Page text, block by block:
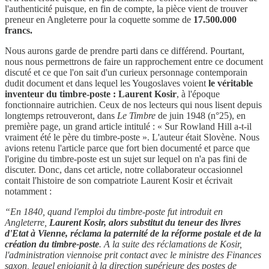
l'authenticité puisque, en fin de compte, la pièce vient de trouver
preneur en Angleterre pour la coquette somme de 17.500.000
francs.
Nous aurons garde de prendre parti dans се différend. Pourtant,
nous nous permettrons de faire un rapprochement entre ce document
discuté et ce que l'on sait d'un curieux personnage contemporain
dudit document et dans lequel les Yougoslaves voient le véritable
inventeur du timbre-poste : Laurent Kosir, à l'époque
fonctionnaire autrichien. Ceux de nos lecteurs qui nous lisent depuis
longtemps retrouveront, dans Le Timbre de juin 1948 (n°25), en
première page, un grand article intitulé : « Sur Rowland Hill a-t-il
vraiment été le père du timbre-poste ». L'auteur était Slovène. Nous
avions retenu l'article parce que fort bien documenté et parce que
l'origine du timbre-poste est un sujet sur lequel on n'a pas fini de
discuter. Donc, dans cet article, notre collaborateur occasionnel
contait l'histoire de son compatriote Laurent Kosir et écrivait
notamment :
“En 1840, quand l'emploi du timbre-poste fut introduit en
Angleterre, Laurent Kosir, alors substitut du teneur des livres
d'Etat à Vienne, réclama la paternité de la réforme postale et de la
création du timbre-poste. A la suite des réclamations de Kosir,
l'administration viennoise prit contact avec le ministre des Finances
saxon, lequel enjoignit à la direction supérieure des postes de